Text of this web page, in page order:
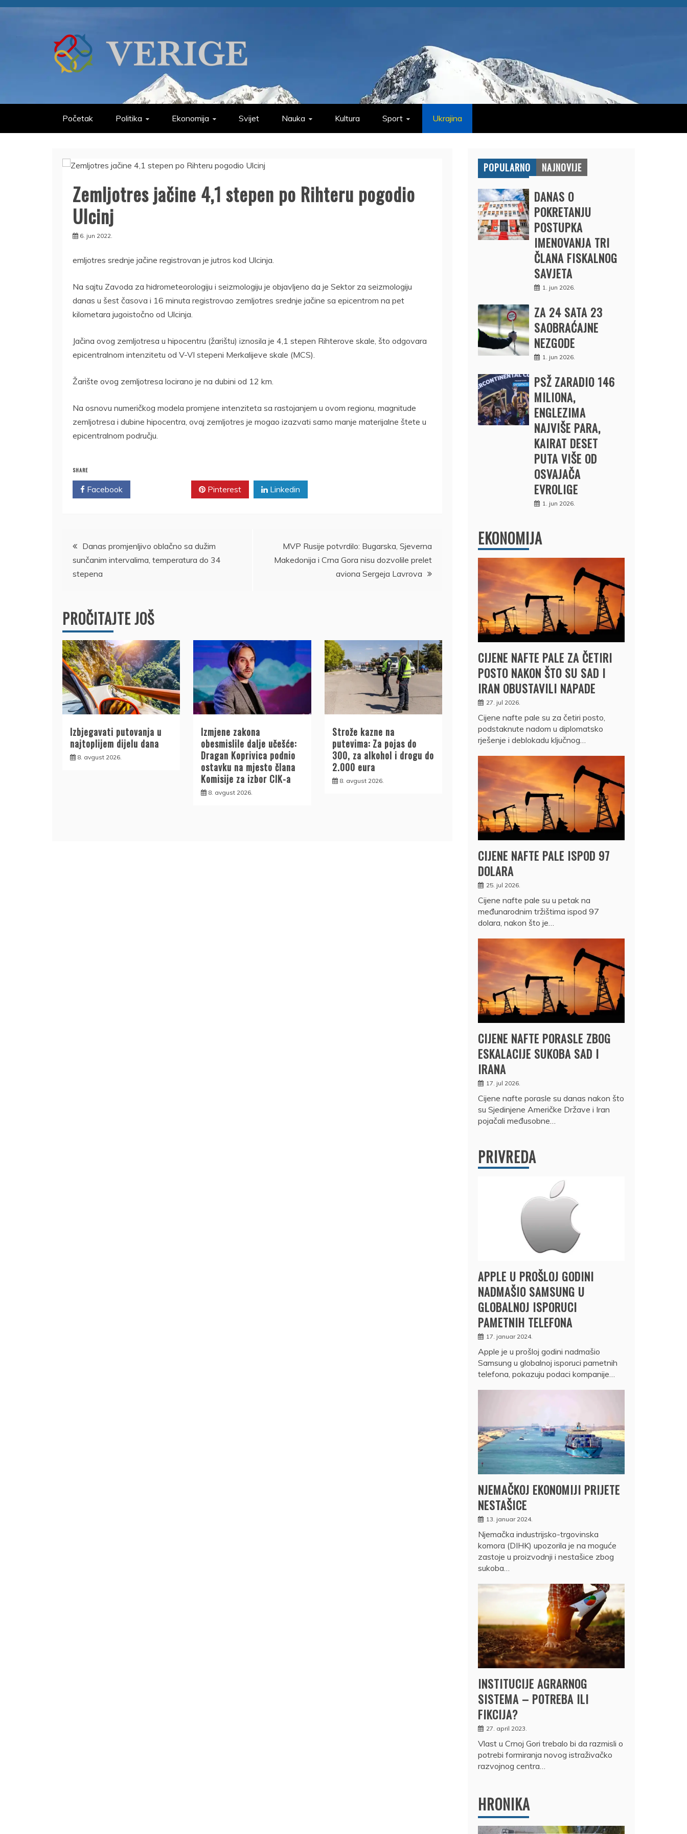
Skip
VERIGE
Početak Politika Ekonomija Svijet Nauka Kultura Sport Ukrajina
Zemljotres jačine 4,1 stepen po Rihteru pogodio
Ulcinj
6. jun 2022.
emljotres srednje jačine registrovan je jutros kod Ulcinja.
Na sajtu Zavoda za hidrometeorologiju i seizmologiju je objavljeno da je Sektor za seizmologiju
danas u šest časova i 16 minuta registrovao zemljotres srednje jačine sa epicentrom na pet
kilometara jugoistočno od Ulcinja.
Jačina ovog zemljotresa u hipocentru (žarištu) iznosila je 4,1 stepen Rihterove skale, što odgovara
epicentralnom intenzitetu od V-VI stepeni Merkalijeve skale (MCS).
Žarište ovog zemljotresa locirano je na dubini od 12 km.
Na osnovu numeričkog modela promjene intenziteta sa rastojanjem u ovom regionu, magnitude
zemljotresa i dubine hipocentra, ovaj zemljotres je mogao izazvati samo manje materijalne štete u
epicentralnom području.
SHARE
Facebook Pinterest Linkedin
Kretanje
članka
Danas promjenljivo oblačno sa dužim
sunčanim intervalima, temperatura do 34
stepena
MVP Rusije potvrdilo: Bugarska, Sjeverna
Makedonija i Crna Gora nisu dozvolile prelet
aviona Sergeja Lavrova
PROČITAJTE JOŠ
Izbjegavati putovanja u
najtoplijem dijelu dana
8. avgust 2026.
Izmjene zakona
obesmislile dalje učešće:
Dragan Koprivica podnio
ostavku na mjesto člana
Komisije za izbor CIK-a
8. avgust 2026.
Strože kazne na
putevima: Za pojas do
300, za alkohol i drogu do
2.000 eura
8. avgust 2026.
POPULARNO NAJNOVIJE
DANAS O
POKRETANJU
POSTUPKA
IMENOVANJA TRI
ČLANA FISKALNOG
SAVJETA
1. jun 2026.
ZA 24 SATA 23
SAOBRAĆAJNE
NEZGODE
1. jun 2026.
PSŽ ZARADIO 146
MILIONA,
ENGLEZIMA
NAJVIŠE PARA,
KAIRAT DESET
PUTA VIŠE OD
OSVAJAČA
EVROLIGE
1. jun 2026.
EKONOMIJA
CIJENE NAFTE PALE ZA ČETIRI
POSTO NAKON ŠTO SU SAD I
IRAN OBUSTAVILI NAPADE
27. jul 2026.
Cijene nafte pale su za četiri posto,
podstaknute nadom u diplomatsko
rješenje i deblokadu ključnog…
CIJENE NAFTE PALE ISPOD 97
DOLARA
25. jul 2026.
Cijene nafte pale su u petak na
međunarodnim tržištima ispod 97
dolara, nakon što je…
CIJENE NAFTE PORASLE ZBOG
ESKALACIJE SUKOBA SAD I
IRANA
17. jul 2026.
Cijene nafte porasle su danas nakon što
su Sjedinjene Američke Države i Iran
pojačali međusobne…
PRIVREDA
APPLE U PROŠLOJ GODINI
NADMAŠIO SAMSUNG U
GLOBALNOJ ISPORUCI
PAMETNIH TELEFONA
17. januar 2024.
Apple je u prošloj godini nadmašio
Samsung u globalnoj isporuci pametnih
telefona, pokazuju podaci kompanije…
NJEMAČKOJ EKONOMIJI PRIJETE
NESTAŠICE
13. januar 2024.
Njemačka industrijsko-trgovinska
komora (DIHK) upozorila je na moguće
zastoje u proizvodnji i nestašice zbog
sukoba…
INSTITUCIJE AGRARNOG
SISTEMA – POTREBA ILI
FIKCIJA?
27. april 2023.
Vlast u Crnoj Gori trebalo bi da razmisli o
potrebi formiranja novog istraživačko
razvojnog centra…
HRONIKA